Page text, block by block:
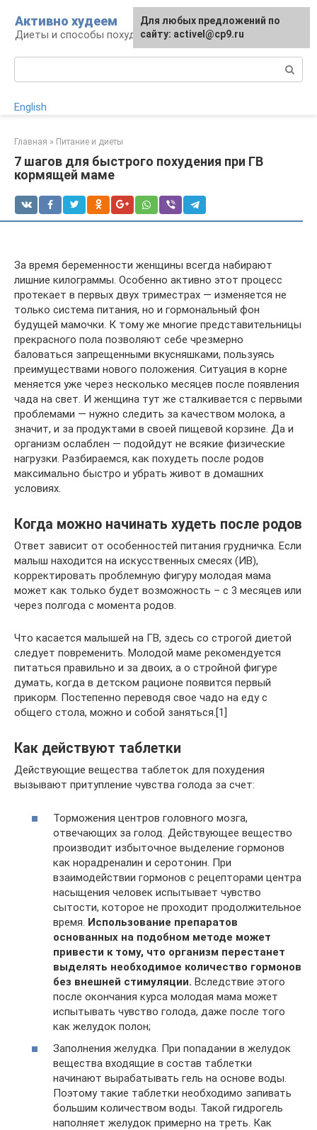
контенту
Активно худеем
Диеты и способы похудения
English
Главная » Питание и диеты
7 шагов для быстрого похудения при ГВ
кормящей маме
За время беременности женщины всегда набирают
лишние килограммы. Особенно активно этот процесс
протекает в первых двух триместрах — изменяется не
только система питания, но и гормональный фон
будущей мамочки. К тому же многие представительницы
прекрасного пола позволяют себе чрезмерно
баловаться запрещенными вкусняшками, пользуясь
преимуществами нового положения. Ситуация в корне
меняется уже через несколько месяцев после появления
чада на свет. И женщина тут же сталкивается с первыми
проблемами — нужно следить за качеством молока, а
значит, и за продуктами в своей пищевой корзине. Да и
организм ослаблен — подойдут не всякие физические
нагрузки. Разбираемся, как похудеть после родов
максимально быстро и убрать живот в домашних
условиях.
Когда можно начинать худеть после родов
Ответ зависит от особенностей питания грудничка. Если
малыш находится на искусственных смесях (ИВ),
корректировать проблемную фигуру молодая мама
может как только будет возможность – с 3 месяцев или
через полгода с момента родов.
Что касается малышей на ГВ, здесь со строгой диетой
следует повременить. Молодой маме рекомендуется
питаться правильно и за двоих, а о стройной фигуре
думать, когда в детском рационе появится первый
прикорм. Постепенно переводя свое чадо на еду с
общего стола, можно и собой заняться.[1]
Как действуют таблетки
Действующие вещества таблеток для похудения
вызывают притупление чувства голода за счет:
Торможения центров головного мозга,
отвечающих за голод. Действующее вещество
производит избыточное выделение гормонов
как норадреналин и серотонин. При
взаимодействии гормонов с рецепторами центра
насыщения человек испытывает чувство
сытости, которое не проходит продолжительное
время. Использование препаратов
основанных на подобном методе может
привести к тому, что организм перестанет
выделять необходимое количество гормонов
без внешней стимуляции. Вследствие этого
после окончания курса молодая мама может
испытывать чувство голода, даже после того
как желудок полон;
Заполнения желудка. При попадании в желудок
вещества входящие в состав таблетки
начинают вырабатывать гель на основе воды.
Поэтому такие таблетки необходимо запивать
большим количеством воды. Такой гидрогель
наполняет желудок примерно на треть. Как
Для любых предложений по
сайту: activel@cp9.ru